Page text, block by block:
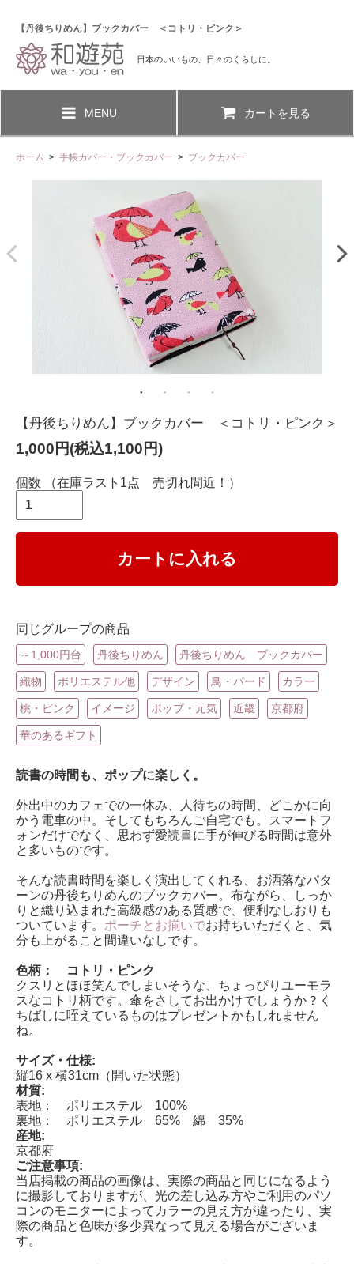
【丹後ちりめん】ブックカバー ＜コトリ・ピンク＞
日本のいいもの、日々のくらしに。
MENU カートを見る
ホーム > 手帳カバー・ブックカバー > ブックカバー
【丹後ちりめん】ブックカバー ＜コトリ・ピンク＞
1,000円(税込1,100円)
個数 （在庫ラスト1点 売切れ間近！）
カートに入れる
同じグループの商品
～1,000円台 丹後ちりめん 丹後ちりめん ブックカバー
織物 ポリエステル他 デザイン 鳥・バード カラー
桃・ピンク イメージ ポップ・元気 近畿 京都府
華のあるギフト
読書の時間も、ポップに楽しく。
外出中のカフェでの一休み、人待ちの時間、どこかに向
かう電車の中。そしてもちろんご自宅でも。スマートフ
ォンだけでなく、思わず愛読書に手が伸びる時間は意外
と多いものです。
そんな読書時間を楽しく演出してくれる、お洒落なパタ
ーンの丹後ちりめんのブックカバー。布ながら、しっか
りと織り込まれた高級感のある質感で、便利なしおりも
ついています。 ポーチとお揃いでお持ちいただくと、気
分も上がること間違いなしです。
色柄： コトリ・ピンク
クスリとほほ笑んでしまいそうな、ちょっぴりユーモラ
スなコトリ柄です。傘をさしてお出かけでしょうか？く
ちばしに咥えているものはプレゼントかもしれません
ね。
サイズ・仕様:
縦16 x 横31cm（開いた状態）
材質:
表地： ポリエステル 100%
裏地： ポリエステル 65% 綿 35%
産地:
京都府
ご注意事項:
当店掲載の商品の画像は、実際の商品と同じになるよう
に撮影しておりますが、光の差し込み方やご利用のパソ
コンのモニターによってカラーの見え方が違ったり、実
際の商品と色味が多少異なって見える場合がございま
す。